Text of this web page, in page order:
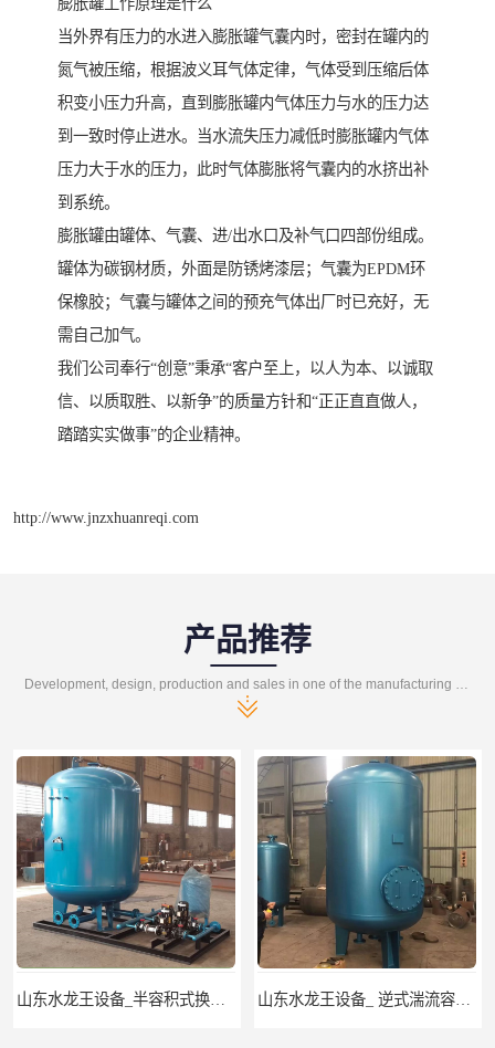
膨胀罐工作原理是什么
当外界有压力的水进入膨胀罐气囊内时，密封在罐内的
氮气被压缩，根据波义耳气体定律，气体受到压缩后体
积变小压力升高，直到膨胀罐内气体压力与水的压力达
到一致时停止进水。当水流失压力减低时膨胀罐内气体
压力大于水的压力，此时气体膨胀将气囊内的水挤出补
到系统。
膨胀罐由罐体、气囊、进/出水口及补气口四部份组成。
罐体为碳钢材质，外面是防锈烤漆层；气囊为EPDM环
保橡胶；气囊与罐体之间的预充气体出厂时已充好，无
需自己加气。
我们公司奉行“创意”秉承“客户至上，以人为本、以诚取
信、以质取胜、以新争”的质量方针和“正正直直做人，
踏踏实实做事”的企业精神。
http://www.jnzxhuanreqi.com
产品推荐